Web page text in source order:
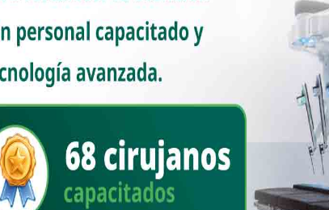
una ruptura de proporciones mayúsculas como los puede ser una
de la bancada naranja en el Congreso.
queriendo minimizar el impacto que pudiera tener la salida de este
mejor sería sentarse a negociar y llegar a acuerdos, aunque esto
generar compromisos para el futuro electoral.
convocatoria y si se inscriben más de dos planillas para la
cruciales para saber que es lo que pasará con Movimiento Ciudadano
se desgrana la mazorca. Tic, tac.